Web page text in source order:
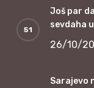
Još par
sevdaha
26/10/
Sarajevo